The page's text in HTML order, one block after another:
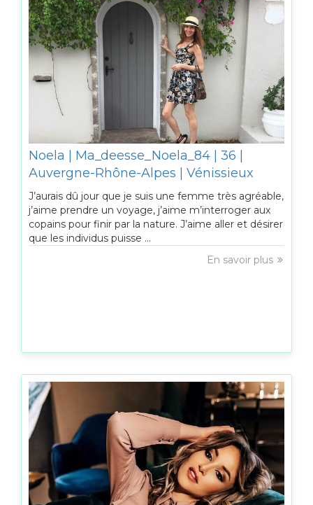
Noela | Ma_deesse_Noela_84 | 36 |
Auvergne-Rhône-Alpes | Vénissieux
J’aurais dû jour que je suis une femme très agréable,
j’aime prendre un voyage, j’aime m’interroger aux
copains pour finir par la nature. J’aime aller et désirer
que les individus puisse ...
En savoir plus